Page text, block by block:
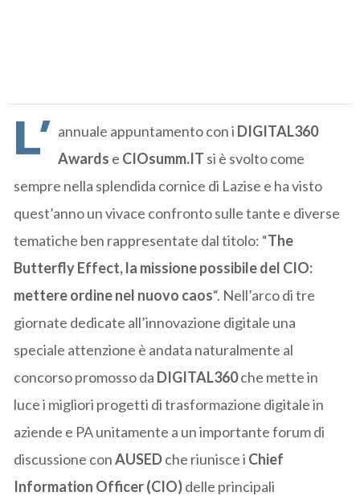
L’ annuale appuntamento con i DIGITAL360
Awards e CIOsumm.IT si è svolto come
sempre nella splendida cornice di Lazise e ha visto
quest’anno un vivace confronto sulle tante e diverse
tematiche ben rappresentate dal titolo: “The
Butterfly Effect, la missione possibile del CIO:
mettere ordine nel nuovo caos“. Nell’arco di tre
giornate dedicate all’innovazione digitale una
speciale attenzione è andata naturalmente al
concorso promosso da DIGITAL360che mette in
luce i migliori progetti di trasformazione digitale in
aziende e PA unitamente a un importante forum di
discussione conAUSEDche riunisce i Chief
Information Officer (CIO)delle principali